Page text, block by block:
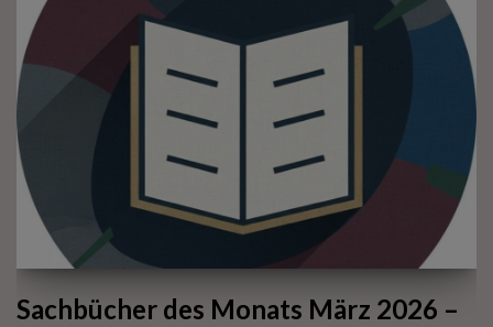
Sachbücher des Monats März 2026 –